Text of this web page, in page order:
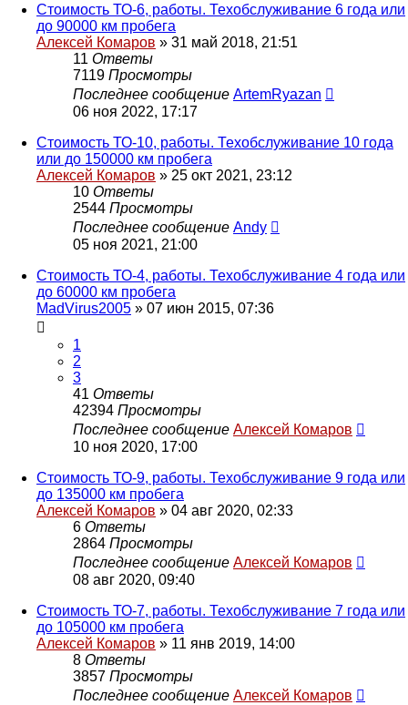
Стоимость ТО-6, работы. Техобслуживание 6 года или
до 90000 км пробега
Алексей Комаров » 31 май 2018, 21:51
11 Ответы
7119 Просмотры
Последнее сообщение ArtemRyazan
06 ноя 2022, 17:17
Стоимость ТО-10, работы. Техобслуживание 10 года
или до 150000 км пробега
Алексей Комаров » 25 окт 2021, 23:12
10 Ответы
2544 Просмотры
Последнее сообщение Andy
05 ноя 2021, 21:00
Стоимость ТО-4, работы. Техобслуживание 4 года или
до 60000 км пробега
MadVirus2005 » 07 июн 2015, 07:36
1
2
3
41 Ответы
42394 Просмотры
Последнее сообщение Алексей Комаров
10 ноя 2020, 17:00
Стоимость ТО-9, работы. Техобслуживание 9 года или
до 135000 км пробега
Алексей Комаров » 04 авг 2020, 02:33
6 Ответы
2864 Просмотры
Последнее сообщение Алексей Комаров
08 авг 2020, 09:40
Стоимость ТО-7, работы. Техобслуживание 7 года или
до 105000 км пробега
Алексей Комаров » 11 янв 2019, 14:00
8 Ответы
3857 Просмотры
Последнее сообщение Алексей Комаров